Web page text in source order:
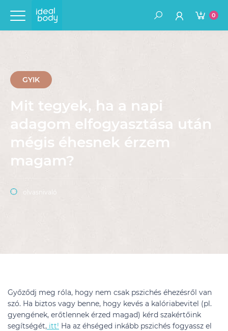
0
GYIK
Mit tegyek, ha a napi
adagom elfogyasztása után
mégis éhesnek érzem
magam?
olvasnivaló
Győződj meg róla, hogy nem csak pszichés éhezésről van
szó. Ha biztos vagy benne, hogy kevés a kalóriabevitel (pl.
gyengének, erőtlennek érzed magad) kérd szakértőink
segítségét, itt! Ha az éhséged inkább pszichés fogyassz el